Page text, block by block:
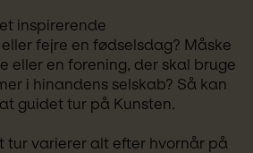
inspirerende
fejre en fødselsdag? Måske
eller en forening, der skal bruge
i hinandens selskab? Så kan
guidet tur på Kunsten.
tur varierer alt efter hvornår på